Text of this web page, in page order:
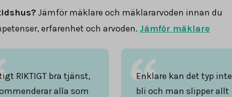
Jämför mäklare och mäklararvoden innan du
erfarenhet och arvoden. Jämför mäklare
RIKTIGT bra tjänst,
alla som
Enklare kan det typ inte
bli och man slipper allt